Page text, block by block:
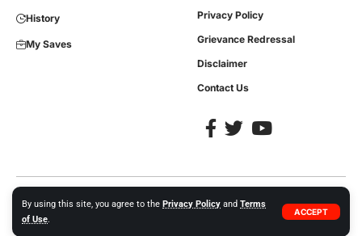
By using this site, you agree to the Privacy Policy and Terms
of Use.
ACCEPT
History
My Saves
Privacy Policy
Grievance Redressal
Disclaimer
Contact Us
Copyright © 2023, All Rights are Reserved. Website Developed byiTree